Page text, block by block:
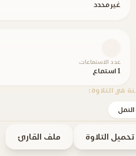
غير محدد
عدد الاستماعات
1 استماع
في التلاوة:
تحميل التلاوة ملف القارئ